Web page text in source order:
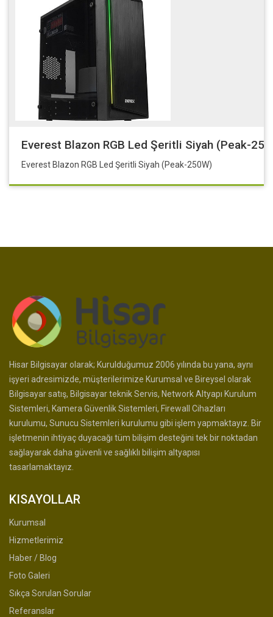
Everest Blazon RGB Led Şeritli Siyah (Peak-
Everest Blazon RGB Led Şeritli Siyah (Peak-250W)
Hisar Bilgisayar olarak; Kurulduğumuz 2006 yılında bu yana, aynı
işyeri adresimizde, müşterilerimize Kurumsal ve Bireysel olarak
Bilgisayar satış, Bilgisayar teknik Servis, Network Altyapı Kurulum
Sistemleri, Kamera Güvenlik Sistemleri, Firewall Cihazları
kurulumu, Sunucu Sistemleri kurulumu gibi işlem yapmaktayız. Bir
işletmenin ihtiyaç duyacağı tüm bilişim desteğini tek bir noktadan
sağlayarak daha güvenli ve sağlıklı bilişim altyapısı
tasarlamaktayız.
KISAYOLLAR
Kurumsal
Hizmetlerimiz
Haber / Blog
Foto Galeri
Sıkça Sorulan Sorular
Referanslar